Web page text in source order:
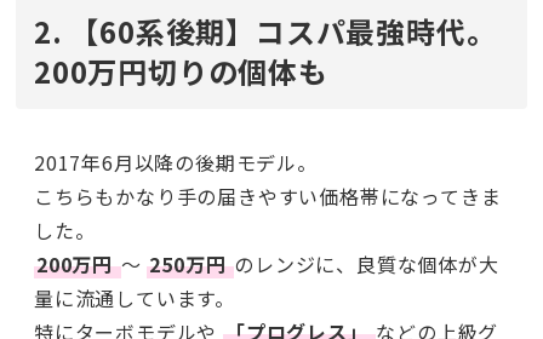
2. 【60系後期】コスパ最強時代。
200万円切りの個体も
2017年6月以降の後期モデル。
こちらもかなり手の届きやすい価格帯になってきま
した。
200万円〜250万円のレンジに、良質な個体が大
量に流通しています。
特にターボモデルや「プログレス」などの上級グ